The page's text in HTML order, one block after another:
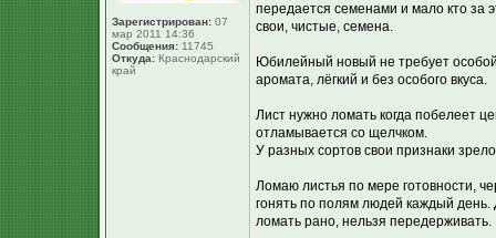
Зарегистрирован: 07
мар 2011 14:36
Сообщения: 11745
Откуда: Краснодарский
край
передается семенами и мало кто за
свои, чистые, семена.
Юбилейный новый не требует
аромата, лёгкий и без особого вкуса.
Лист нужно ломать когда побелеет
отламывается со щелчком.
У разных сортов свои признаки
Ломаю листья по мере готовности,
гонять по полям людей каждый день.
ломать рано, нельзя передерживать.